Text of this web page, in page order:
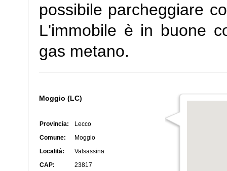
possibile parcheggiare
L'immobile è in buone
gas metano.
Moggio (LC)
Provincia:
Lecco
Comune:
Moggio
Località:
Valsassina
CAP:
23817